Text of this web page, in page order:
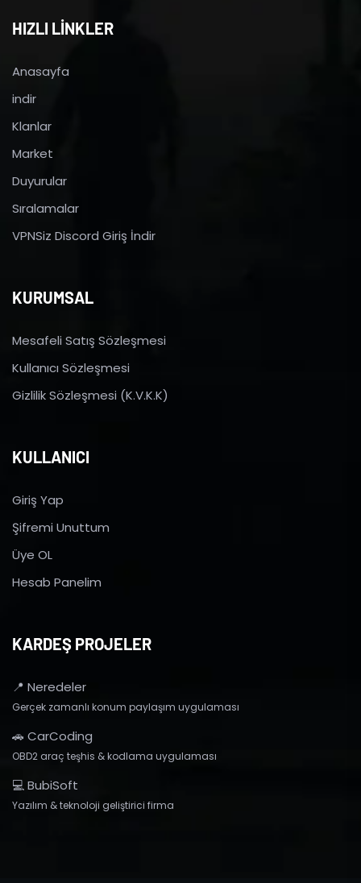
HIZLI LİNKLER
Anasayfa
indir
Klanlar
Market
Duyurular
Sıralamalar
VPNSiz Discord Giriş İndir
KURUMSAL
Mesafeli Satış Sözleşmesi
Kullanıcı Sözleşmesi
Gizlilik Sözleşmesi (K.V.K.K)
KULLANICI
Giriş Yap
Şifremi Unuttum
Üye OL
Hesab Panelim
KARDEŞ PROJELER
📍 Neredeler
Gerçek zamanlı konum paylaşım uygulaması
🚗 CarCoding
OBD2 araç teşhis & kodlama uygulaması
💻 BubiSoft
Yazılım & teknoloji geliştirici firma